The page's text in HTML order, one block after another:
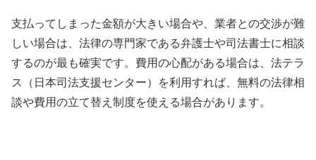
支払ってしまった金額が大きい場合や、業者との交渉が難
しい場合は、法律の専門家である弁護士や司法書士に相談
するのが最も確実です。費用の心配がある場合は、法テラ
ス（日本司法支援センター）を利用すれば、無料の法律相
談や費用の立て替え制度を使える場合があります。